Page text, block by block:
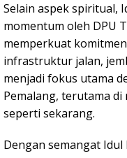
Selain aspek spiritual,
momentum oleh DPU
memperkuat
infrastruktur jalan,
menjadi fokus utama
Pemalang, terutama
seperti sekarang.
Dengan semangat